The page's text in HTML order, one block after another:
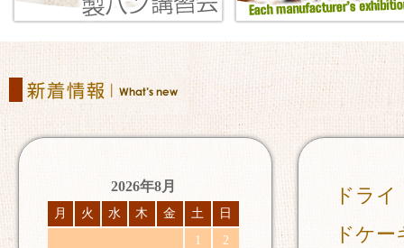
ドラ
ドケー
2026年8月
月 火 水 木 金 土 日
1
2